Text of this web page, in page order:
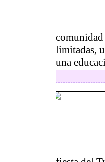
comunidad
limitadas,
una